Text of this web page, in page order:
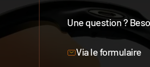
Une question ?
Notre équipe est à votre
Via le formulaire